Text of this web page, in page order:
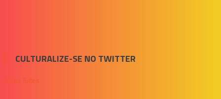
CULTURALIZE-SE NO TWITTER
Meus Tuítes